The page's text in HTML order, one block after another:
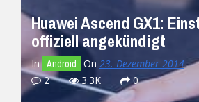
Huawei Ascend GX1:
offiziell angekündigt
In Android On 23. Dezember 2014
2
3.3K 0